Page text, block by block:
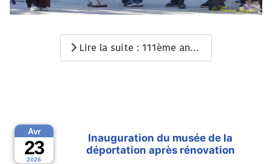
Lire la suite : 111ème anniversaire du génocide Arménien
Inauguration du musée de la
déportation après rénovation
23
Avr
2026